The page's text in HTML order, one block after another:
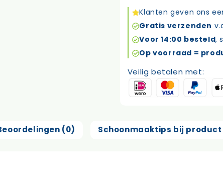
balance
handzeep
300ml
aantal
Klanten geven ons
Gratis verzenden
Voor 14:00 besteld,
Op voorraad =
Veilig betalen met:
(0) Schoonmaaktips bij product